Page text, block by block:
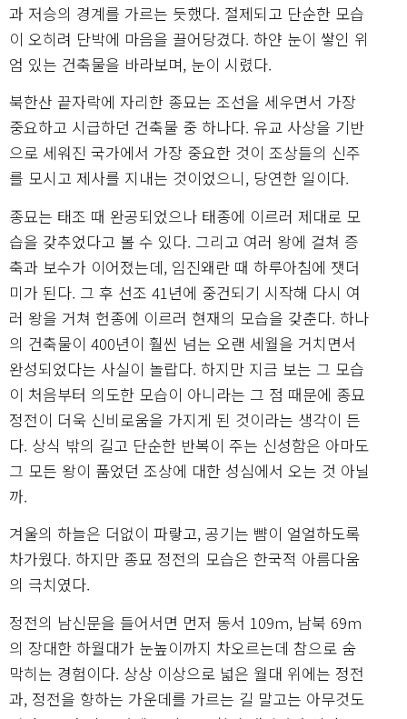
과 저승의 경계를 가르는 듯했다. 절제되고 단순한 모습
이 오히려 단박에 마음을 끌어당겼다. 하얀 눈이 쌓인 위
엄 있는 건축물을 바라보며, 눈이 시렸다.
북한산 끝자락에 자리한 종묘는 조선을 세우면서 가장
중요하고 시급하던 건축물 중 하나다. 유교 사상을 기반
으로 세워진 국가에서 가장 중요한 것이 조상들의 신주
를 모시고 제사를 지내는 것이었으니, 당연한 일이다.
종묘는 태조 때 완공되었으나 태종에 이르러 제대로 모
습을 갖추었다고 볼 수 있다. 그리고 여러 왕에 걸쳐 증
축과 보수가 이어졌는데, 임진왜란 때 하루아침에 잿더
미가 된다. 그 후 선조 41년에 중건되기 시작해 다시 여
러 왕을 거쳐 헌종에 이르러 현재의 모습을 갖춘다. 하나
의 건축물이 400년이 훨씬 넘는 오랜 세월을 거치면서
완성되었다는 사실이 놀랍다. 하지만 지금 보는 그 모습
이 처음부터 의도한 모습이 아니라는 그 점 때문에 종묘
정전이 더욱 신비로움을 가지게 된 것이라는 생각이 든
다. 상식 밖의 길고 단순한 반복이 주는 신성함은 아마도
그 모든 왕이 품었던 조상에 대한 성심에서 오는 것 아닐
까.
겨울의 하늘은 더없이 파랗고, 공기는 뺨이 얼얼하도록
차가웠다. 하지만 종묘 정전의 모습은 한국적 아름다움
의 극치였다.
정전의 남신문을 들어서면 먼저 동서 109m, 남북 69m
의 장대한 하월대가 눈높이까지 차오르는데 참으로 숨
막히는 경험이다. 상상 이상으로 넓은 월대 위에는 정전
과, 정전을 향하는 가운데를 가르는 길 말고는 아무것도